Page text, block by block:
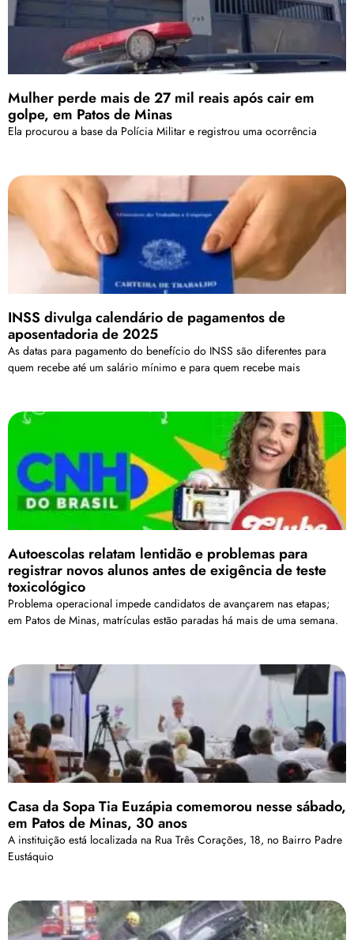
Mulher perde mais de 27 mil reais após cair em
golpe, em Patos de Minas
Ela procurou a base da Polícia Militar e registrou uma ocorrência
INSS divulga calendário de pagamentos de
aposentadoria de 2025
As datas para pagamento do benefício do INSS são diferentes para
quem recebe até um salário mínimo e para quem recebe mais
Autoescolas relatam lentidão e problemas para
registrar novos alunos antes de exigência de teste
toxicológico
Problema operacional impede candidatos de avançarem nas etapas;
em Patos de Minas, matrículas estão paradas há mais de uma semana.
Casa da Sopa Tia Euzápia comemorou nesse sábado,
em Patos de Minas, 30 anos
A instituição está localizada na Rua Três Corações, 18, no Bairro Padre
Eustáquio